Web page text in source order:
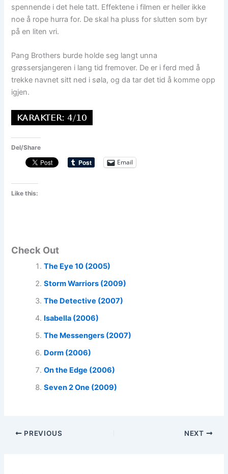
spennende i det hele tatt. Effektene i filmen er heller ikke
noe å rope hurra for. De skal ha pluss for slutten som byr
på en liten vri.
Pang Brothers burde holde seg langt unna
grøssersjangeren i lang tid fremover. De er i ferd med å
trekke navnet sitt ned i søla, og da tar det tid å komme opp
igjen.
Del/Share
Email
Like this:
Check Out
The Eye 10 (2005)
Storm Warriors (2009)
The Detective (2007)
Isabella (2006)
The Messengers (2007)
Dorm (2006)
On the Edge (2006)
Seven 2 One (2009)
PREVIOUS NEXT